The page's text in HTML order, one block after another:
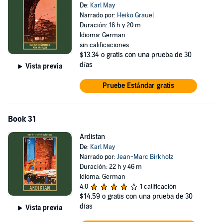
Vista previa
De: Karl May
Narrado por: Heiko Grauel
Duración: 16 h y 20 m
Idioma: German
sin calificaciones
$13.34 o gratis con una prueba de 30
días
Pruebe Estándar gratis
Book 31
Vista previa
Ardistan
De: Karl May
Narrado por:Jean-Marc Birkholz
Duración: 22 h y 46 m
Idioma: German
4.0
1 calificación
$14.59 o gratis con una prueba de 30
días